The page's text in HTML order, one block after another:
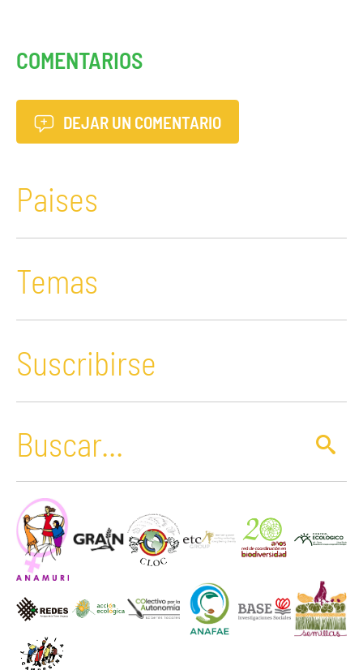
COMENTARIOS
DEJAR UN COMENTARIO
Paises
Temas
Suscribirse